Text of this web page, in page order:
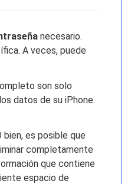
necesario.
A veces, puede
son solo
datos de su iPhone.
bien, es posible que
completamente
que contiene
espacio de